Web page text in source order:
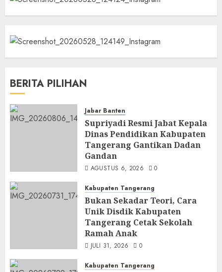
BERITA PILIHAN
Jabar Banten
Supriyadi Resmi Jabat Kepala
Dinas Pendidikan Kabupaten
Tangerang Gantikan Dadan
Gandan
AGUSTUS 6, 2026 0
Kabupaten Tangerang
Bukan Sekadar Teori, Cara
Unik Disdik Kabupaten
Tangerang Cetak Sekolah
Ramah Anak
JULI 31, 2026 0
Kabupaten Tangerang